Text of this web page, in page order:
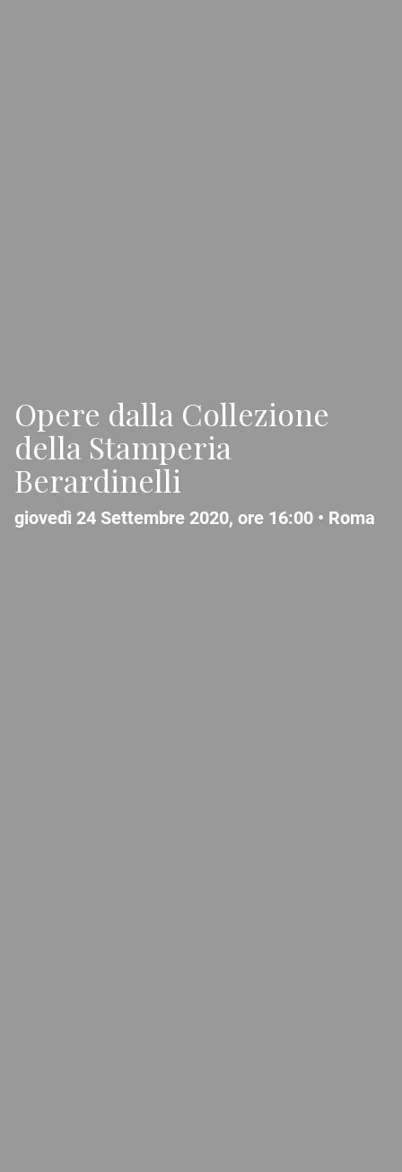
Opere dalla Collezione
della Stamperia
Berardinelli
giovedì 24 Settembre 2020, ore 16:00 • Roma